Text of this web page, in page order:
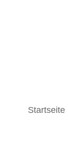
Startseite